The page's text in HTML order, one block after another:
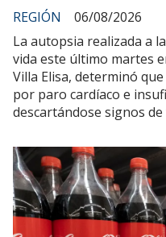
REGIÓN
06/08/2026
La autopsia realizada a
vida este último martes
Villa Elisa, determinó
por paro cardíaco e
descartándose signos de